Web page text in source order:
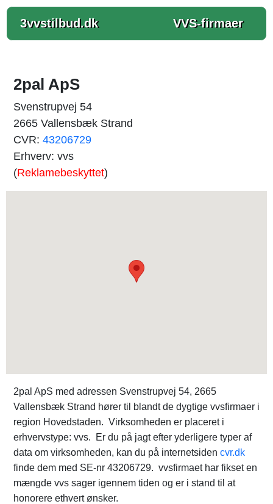
3vvstilbud.dk VVS-firmaer
2pal ApS
Svenstrupvej 54
2665 Vallensbæk Strand
CVR: 43206729
Erhverv: vvs
(Reklamebeskyttet)
2pal ApS med adressen Svenstrupvej 54, 2665
Vallensbæk Strand hører til blandt de dygtige vvsfirmaer i
region Hovedstaden. Virksomheden er placeret i
erhvervstype: vvs. Er du på jagt efter yderligere typer af
data om virksomheden, kan du på internetsiden cvr.dk
finde dem med SE-nr 43206729. vvsfirmaet har fikset en
mængde vvs sager igennem tiden og er i stand til at
honorere ethvert ønsker.